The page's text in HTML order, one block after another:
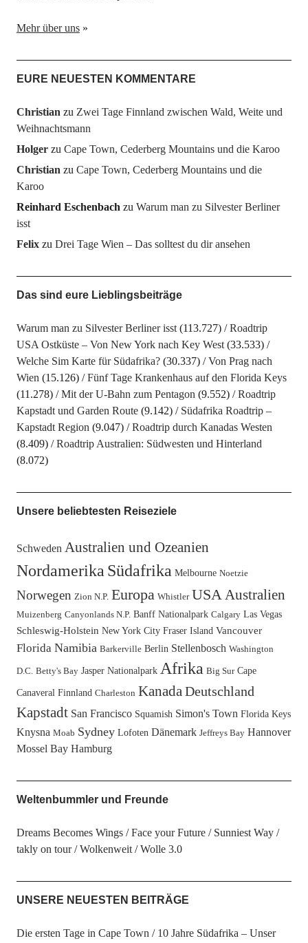
Mehr über uns»
EURE NEUESTEN KOMMENTARE
Christian zu Zwei Tage Finnland zwischen Wald, Weite und
Weihnachtsmann
Holgerzu Cape Town, Cederberg Mountains und die Karoo
Christian zu Cape Town, Cederberg Mountains und die
Karoo
Reinhard Eschenbach zu Warum man zu Silvester Berliner
isst
Felixzu Drei Tage Wien – Das solltest du dir ansehen
Das sind eure Lieblingsbeiträge
Warum man zu Silvester Berliner isst (113.727)
Roadtrip
USA Ostküste – Von New York nach Key West (33.533)
Welche Sim Karte für Südafrika? (30.337)
Von Prag nach
Wien (15.126)
Fünf Tage Krankenhaus auf den Florida Keys
(11.278)
Mit der U-Bahn zum Pentagon (9.552)
Roadtrip
Kapstadt und Garden Route (9.142)
Südafrika Roadtrip –
Kapstadt Region (9.047)
Roadtrip durch Kanadas Westen
(8.409)
Roadtrip Australien: Südwesten und Hinterland
(8.072)
Unsere beliebtesten Reiseziele
Schweden Australien und Ozeanien
Nordamerika Südafrika Melbourne Noetzie
Norwegen Zion N.P. Europa Whistler USAAustralien
Muizenberg Canyonlands N.P. Banff Nationalpark Calgary Las Vegas
Schleswig-Holstein New York City Fraser Island Vancouver
Florida Namibia Barkerville Berlin Stellenbosch Washington
D.C. Betty's Bay Jasper Nationalpark Afrika Big Sur Cape
Canaveral Finnland Charleston KanadaDeutschland
Kapstadt San Francisco Squamish Simon's Town Florida Keys
Knysna Moab Sydney Lofoten Dänemark Jeffreys Bay Hannover
Mossel Bay Hamburg
Weltenbummler und Freunde
Dreams Becomes Wings Face your Future
Sunniest Way
takly on tour
Wolkenweit Wolle 3.0
UNSERE NEUESTEN BEITRÄGE
Die ersten Tage in Cape Town
10 Jahre Südafrika – Unser